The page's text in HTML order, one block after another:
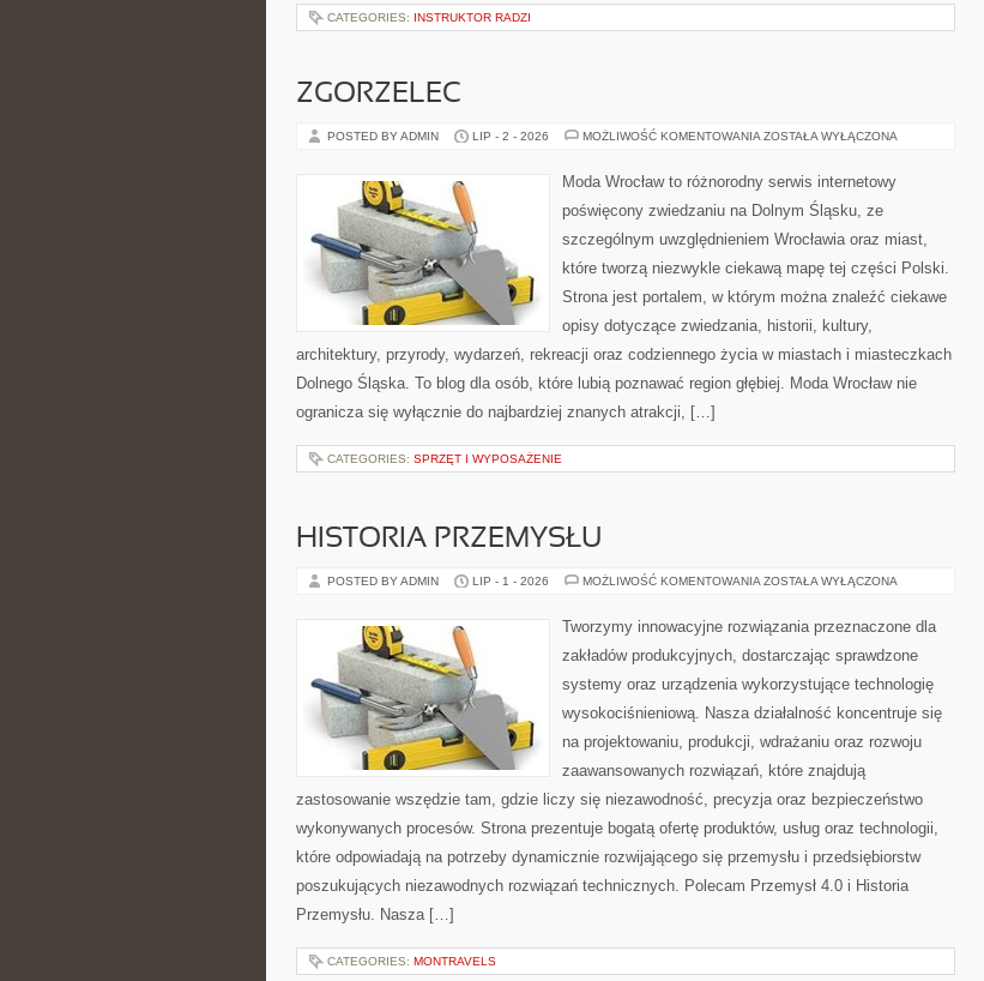
CATEGORIES: INSTRUKTOR RADZI
ZGORZELEC
POSTED BY ADMIN LIP - 2 - 2026 MOŻLIWOŚĆ KOMENTOWANIA ZGORZELEC
ZOSTAŁA WYŁĄCZONA
Moda Wrocław to różnorodny serwis internetowy
poświęcony zwiedzaniu na Dolnym Śląsku, ze
szczególnym uwzględnieniem Wrocławia oraz miast,
które tworzą niezwykle ciekawą mapę tej części Polski.
Strona jest portalem, w którym można znaleźć ciekawe
opisy dotyczące zwiedzania, historii, kultury,
architektury, przyrody, wydarzeń, rekreacji oraz codziennego życia w miastach i miasteczkach
Dolnego Śląska. To blog dla osób, które lubią poznawać region głębiej. Moda Wrocław nie
ogranicza się wyłącznie do najbardziej znanych atrakcji, […]
CATEGORIES: SPRZĘT I WYPOSAŻENIE
HISTORIA PRZEMYSŁU
POSTED BY ADMIN LIP - 1 - 2026 MOŻLIWOŚĆ KOMENTOWANIA HISTORIA
ZOSTAŁA WYŁĄCZONA
Tworzymy innowacyjne rozwiązania przeznaczone dla
zakładów produkcyjnych, dostarczając sprawdzone
systemy oraz urządzenia wykorzystujące technologię
wysokociśnieniową. Nasza działalność koncentruje się
na projektowaniu, produkcji, wdrażaniu oraz rozwoju
zaawansowanych rozwiązań, które znajdują
zastosowanie wszędzie tam, gdzie liczy się niezawodność, precyzja oraz bezpieczeństwo
wykonywanych procesów. Strona prezentuje bogatą ofertę produktów, usług oraz technologii,
które odpowiadają na potrzeby dynamicznie rozwijającego się przemysłu i przedsiębiorstw
poszukujących niezawodnych rozwiązań technicznych. Polecam Przemysł 4.0 i Historia
Przemysłu. Nasza […]
CATEGORIES: MONTRAVELS